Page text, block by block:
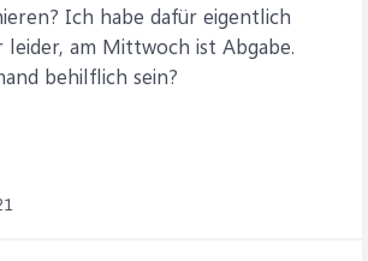
Ich habe dafür eigentlich
leider, am Mittwoch ist Abgabe.
behilflich sein?